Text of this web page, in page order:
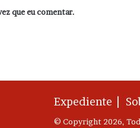
que eu comentar.
Expediente |
© Copyright 2026,